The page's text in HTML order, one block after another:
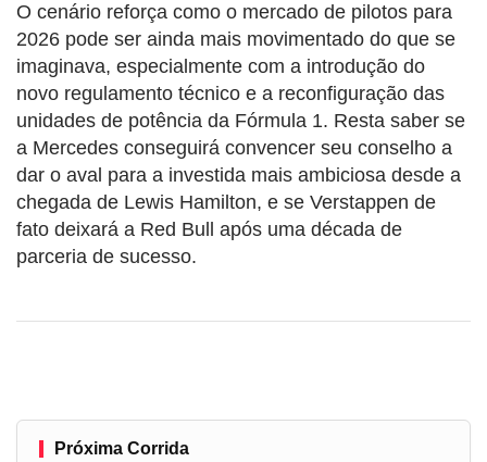
O cenário reforça como o mercado de pilotos para
2026 pode ser ainda mais movimentado do que se
imaginava, especialmente com a introdução do
novo regulamento técnico e a reconfiguração das
unidades de potência da Fórmula 1. Resta saber se
a Mercedes conseguirá convencer seu conselho a
dar o aval para a investida mais ambiciosa desde a
chegada de Lewis Hamilton, e se Verstappen de
fato deixará a Red Bull após uma década de
parceria de sucesso.
Próxima Corrida